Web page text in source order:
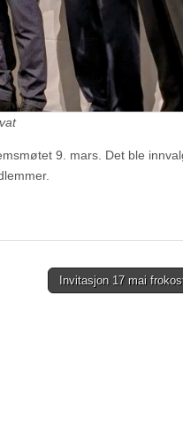
9. mars. Det ble
Invitasjon 17 mai